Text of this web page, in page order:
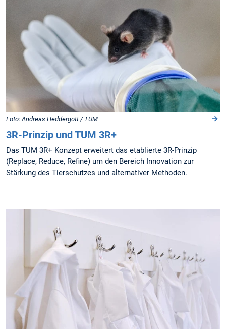
Foto: Andreas Heddergott / TUM
3R-Prinzip und TUM 3R+
Das TUM 3R+ Konzept erweitert das etablierte 3R-Prinzip
(Replace, Reduce, Refine) um den Bereich Innovation zur
Stärkung des Tierschutzes und alternativer Methoden.